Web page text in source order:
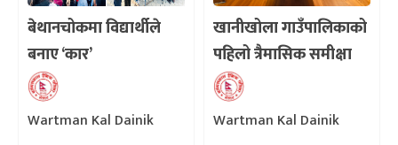
बेथानचोकमा विद्यार्थीले
बनाए ‘कार’
Wartman Kal Dainik
खानीखोला गाउँपालिकाको
पहिलो त्रैमासिक समीक्षा
सम्पन्न
Wartman Kal Dainik